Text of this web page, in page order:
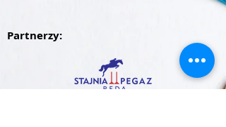
Partnerzy: